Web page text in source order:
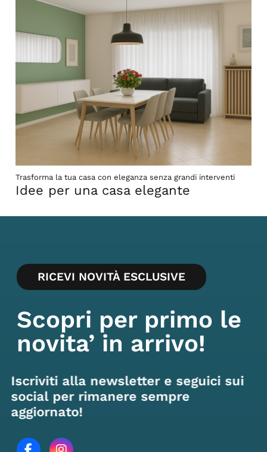
Trasforma la tua casa con eleganza senza grandi interventi
Idee per una casa elegante
RICEVI NOVITÀ ESCLUSIVE
Scopri per primo le
novita’ in arrivo!
Iscriviti alla newsletter e seguici sui
social per rimanere sempre
aggiornato!